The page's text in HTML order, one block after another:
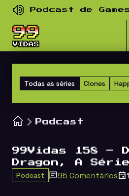
Pular para o conteúdo
Podcast de Games!
Todas as séries Clones
Podcast
99Vidas 158 –
Dragon, A Série
Podcast 95 Comentários